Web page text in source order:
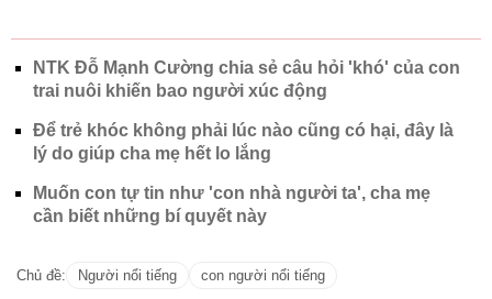
NTK Đỗ Mạnh Cường chia sẻ câu hỏi 'khó' của con
trai nuôi khiến bao người xúc động
Để trẻ khóc không phải lúc nào cũng có hại, đây là
lý do giúp cha mẹ hết lo lắng
Muốn con tự tin như 'con nhà người ta', cha mẹ
cần biết những bí quyết này
Chủ đề: Người nổi tiếng con người nổi tiếng